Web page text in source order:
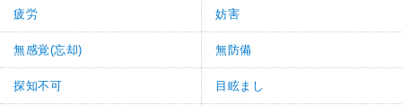
疲労 妨害
無感覚(忘却) 無防備
探知不可 目眩まし